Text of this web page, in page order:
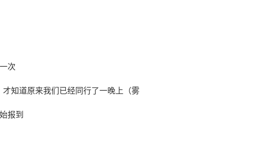
次
知道原来我们已经同行了一晚上（雾
报到